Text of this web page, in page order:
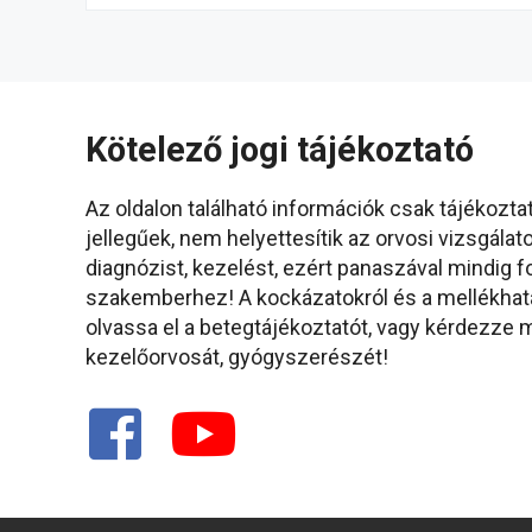
Kötelező jogi tájékoztató
Az oldalon található információk csak
jellegűek, nem helyettesítik az orvosi
diagnózist, kezelést, ezért panaszával mindig
szakemberhez! A kockázatokról és a
olvassa el a betegtájékoztatót, vagy kérdezze
kezelőorvosát, gyógyszerészét!